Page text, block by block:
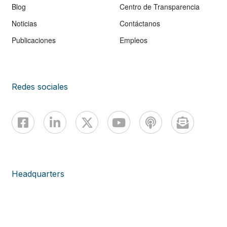
Blog
Noticias
Publicaciones
Centro de Transparencia
Contáctanos
Empleos
Redes sociales
Headquarters